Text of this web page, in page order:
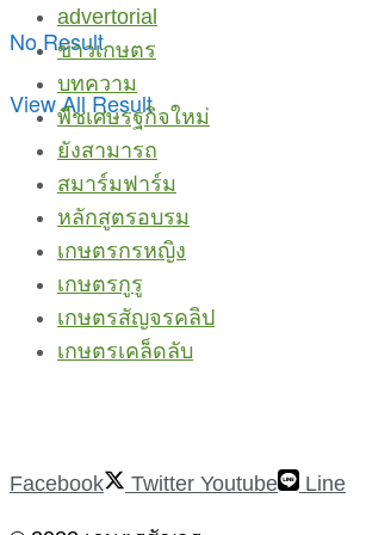
No Result
View All Result
advertorial
ข่าวเกษตร
บทความ
พืชเศษรฐกิจใหม่
ยังสามารถ
สมาร์มฟาร์ม
หลักสูตรอบรม
เกษตรกรหญิง
เกษตรกูรู
เกษตรสัญจรคลิป
เกษตรเคล็ดลับ
Facebook Twitter Youtube Line